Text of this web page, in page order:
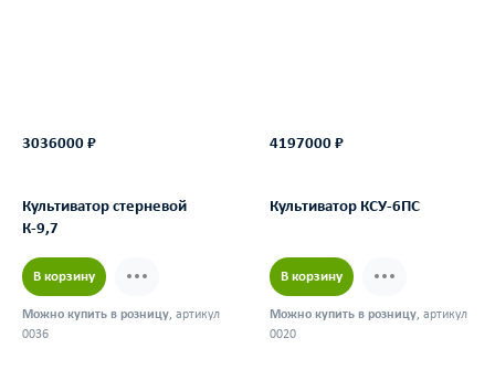
3036000 ₽
Культиватор стерневой
К-9,7
В корзину
Можно купить в розницу, артикул
0036
4197000 ₽
Культиватор КСУ-6ПС
В корзину
Можно купить в розницу, артикул
0020